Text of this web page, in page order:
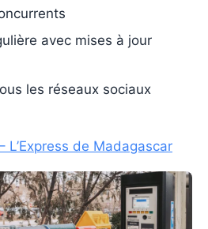
avec mises à jour
les réseaux sociaux
L’Express de Madagascar